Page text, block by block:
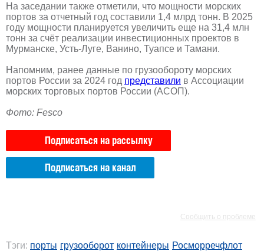
На заседании также отметили, что мощности морских
портов за отчетный год составили 1,4 млрд тонн. В 2025
году мощности планируется увеличить еще на 31,4 млн
тонн за счёт реализации инвестиционных проектов в
Мурманске, Усть-Луге, Ванино, Туапсе и Тамани.
Напомним, ранее данные по грузообороту морских
портов России за 2024 год представили в Ассоциации
морских торговых портов России (АСОП).
Фото: Fesco
Подписаться на рассылку
Подписаться на канал
Сообщить о проблеме
Тэги: порты грузооборот контейнеры Росморречфлот